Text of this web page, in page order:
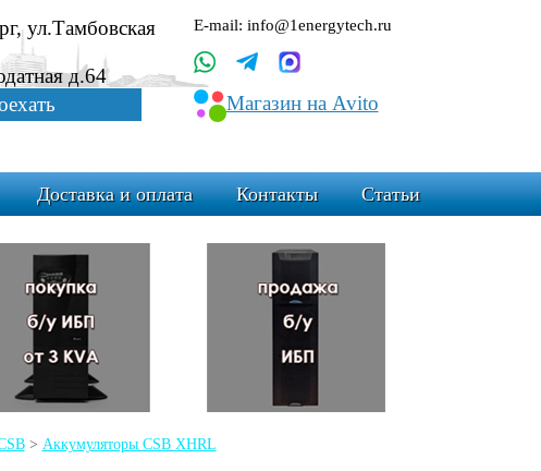
ул.Тамбовская
д.64
E-mail: info@1energytech.ru
Магазин на Avito
Доставка и оплата Контакты Статьи
> Аккумуляторы CSB XHRL